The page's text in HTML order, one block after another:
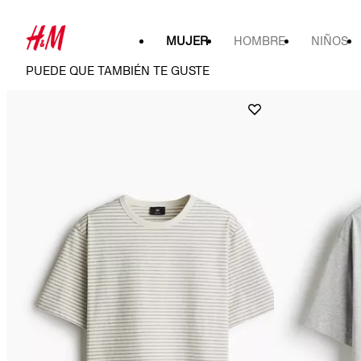
MUJER HOMBRE NIÑOS
PUEDE QUE TAMBIÉN TE GUSTE